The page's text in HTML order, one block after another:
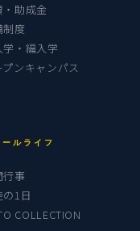
・助成金
制度
学・編入学
プンキャンパス
ルライフ
行事
の1日
COLLECTION